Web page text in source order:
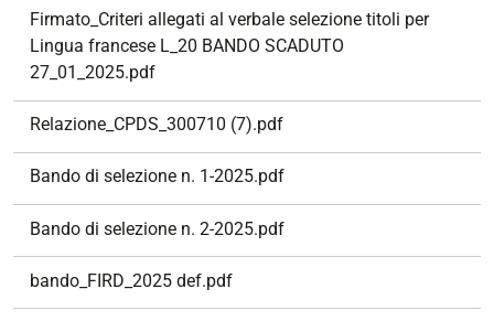
Firmato_Criteri allegati al verbale selezione titoli per
Lingua francese L_20 BANDO SCADUTO
27_01_2025.pdf
Relazione_CPDS_300710 (7).pdf
Bando di selezione n. 1-2025.pdf
Bando di selezione n. 2-2025.pdf
bando_FIRD_2025 def.pdf